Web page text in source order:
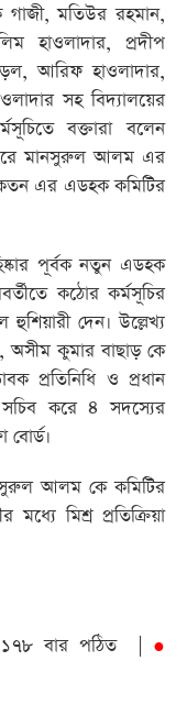
গাজী, মতিউর রহমান,
হাওলাদার, প্রদীপ
আরিফ হাওলাদার,
সহ বিদ্যালয়ের
বক্তারা বলেন
করে মানসুরুল আলম এর
এর এডহক কমিটির
পূর্বক নতুন এডহক
কঠোর কর্মসূচির
হুশিয়ারী দেন। উল্লেখ্য
কুমার বাছাড় কে
প্রতিনিধি ও প্রধান
করে ৪ সদস্যের
আলম কে কমিটির
মিশ্র প্রতিক্রিয়া
১৭৮ বার পঠিত | ●